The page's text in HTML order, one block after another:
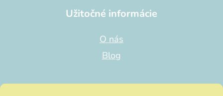
Užitočné informácie
O nás
Blog